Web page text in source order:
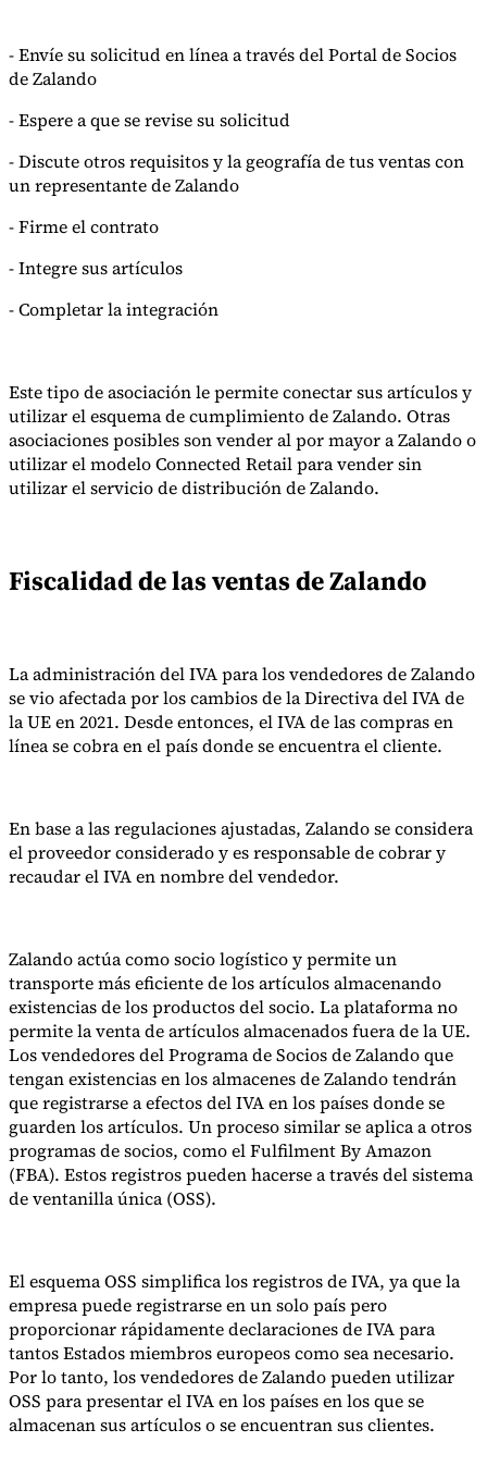
Serie Experto Fiscal
Impuestos indirectos en el comercio electrónicoVAT en la región del
GolfoCómo crear un marco de control de los impuestos
indirectosImpuestos sobre el carbono y tasas medioambientales
mandatos de facturación electrónica
- Envíe su solicitud en línea a través del Portal de Socios
de Zalando
- Espere a que se revise su solicitud
- Discute otros requisitos y la geografía de tus ventas con
un representante de Zalando
- Firme el contrato
- Integre sus artículos
- Completar la integración
Este tipo de asociación le permite conectar sus artículos y
utilizar el esquema de cumplimiento de Zalando. Otras
asociaciones posibles son vender al por mayor a Zalando o
utilizar el modelo Connected Retail para vender sin
utilizar el servicio de distribución de Zalando.
Fiscalidad de las ventas de Zalando
La administración del IVA para los vendedores de Zalando
se vio afectada por los cambios de la Directiva del IVA de
la UE en 2021. Desde entonces, el IVA de las compras en
línea se cobra en el país donde se encuentra el cliente.
En base a las regulaciones ajustadas, Zalando se considera
el proveedor considerado y es responsable de cobrar y
recaudar el IVA en nombre del vendedor.
Zalando actúa como socio logístico y permite un
transporte más eficiente de los artículos almacenando
existencias de los productos del socio. La plataforma no
permite la venta de artículos almacenados fuera de la UE.
Los vendedores del Programa de Socios de Zalando que
tengan existencias en los almacenes de Zalando tendrán
que registrarse a efectos del IVA en los países donde se
guarden los artículos. Un proceso similar se aplica a otros
programas de socios, como el Fulfilment By Amazon
(FBA). Estos registros pueden hacerse a través del sistema
de ventanilla única (OSS).
El esquema OSS simplifica los registros de IVA, ya que la
empresa puede registrarse en un solo país pero
proporcionar rápidamente declaraciones de IVA para
tantos Estados miembros europeos como sea necesario.
Por lo tanto, los vendedores de Zalando pueden utilizar
OSS para presentar el IVA en los países en los que se
almacenan sus artículos o se encuentran sus clientes.